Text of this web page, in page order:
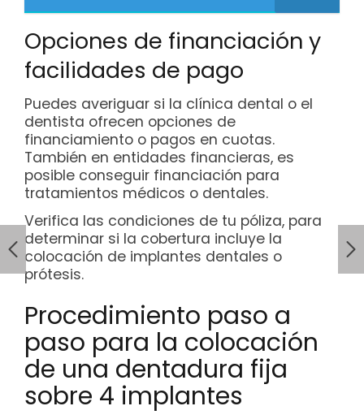
Opciones de financiación y
facilidades de pago
Puedes averiguar si la clínica dental o el
dentista ofrecen opciones de
financiamiento o pagos en cuotas.
También en entidades financieras, es
posible conseguir financiación para
tratamientos médicos o dentales.
Verifica las condiciones de tu póliza, para
determinar si la cobertura incluye la
colocación de implantes dentales o
prótesis.
Procedimiento paso a
paso para la colocación
de una dentadura fija
sobre 4 implantes